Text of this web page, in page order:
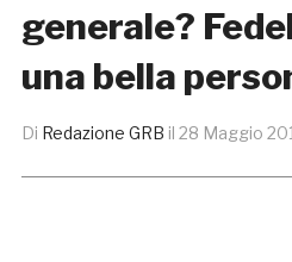
generale?
una bella
Di Redazione GRB il 28 Maggio